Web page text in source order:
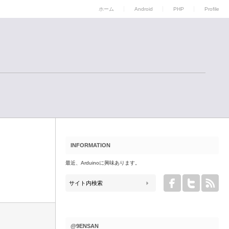
ホーム Android PHP Profile
INFORMATION
最近、Arduinoに興味あります。
@9ENSAN